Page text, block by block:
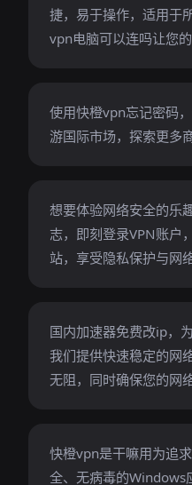
捷，易于操作，适用于
vpn电脑可以连吗让您
使用快橙vpn忘记密码
游国际市场，探索更多
想要体验网络安全的乐
志，即刻登录VPN账户
站，享受隐私保护与网
国内加速器免费改ip，
我们提供快速稳定的网
无阻，同时确保您的网
快橙vpn是干嘛用为追
全、无病毒的Windows